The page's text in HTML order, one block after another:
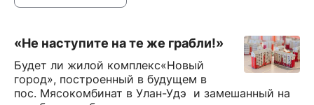
«Не наступите на те же грабли!»
Будет ли жилой комплекс«Новый
город», построенный в будущем в
пос. Мясокомбинат в Улан-Удэ и замешанный на